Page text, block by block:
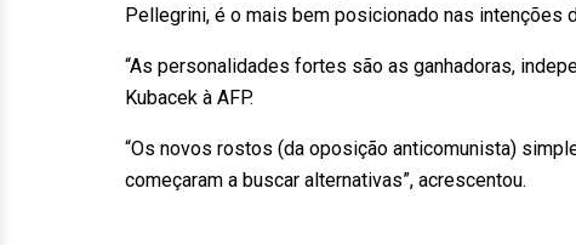
Pellegrini, é o mais bem posicionado nas intenções
“As personalidades fortes são as ganhadoras,
Kubacek à AFP.
“Os novos rostos (da oposição anticomunista)
começaram a buscar alternativas”, acrescentou.